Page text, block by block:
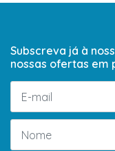
Subscreva já à
nossas ofertas em